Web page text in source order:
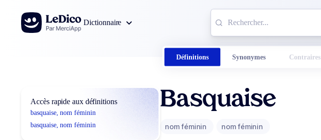
Aller au contenu
Dictionnaire
Définitions Synonymes Contraires
Accès rapide aux définitions
basquaise, nom féminin
basquaise, nom féminin
Basquaise
nom féminin nom féminin